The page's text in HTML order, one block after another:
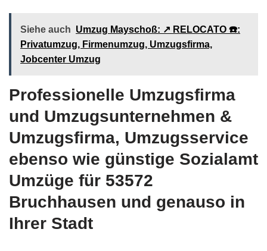
Siehe auch Umzug Mayschoß: ↗️ RELOCATO ☎️:
Privatumzug, Firmenumzug, Umzugsfirma,
Jobcenter Umzug
Professionelle Umzugsfirma
und Umzugsunternehmen &
Umzugsfirma, Umzugsservice
ebenso wie günstige Sozialamt
Umzüge für 53572
Bruchhausen und genauso in
Ihrer Stadt